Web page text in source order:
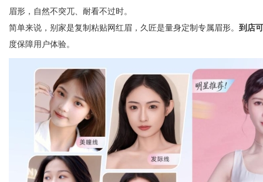
眉形，自然不突兀、耐看不过时。
简单来说，别家是复制粘贴网红眉，久匠是量身定制专属眉形。 到店
度保障用户体验。